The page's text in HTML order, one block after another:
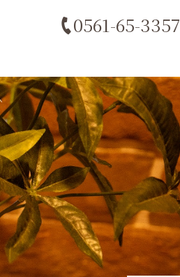
0561-65-3357